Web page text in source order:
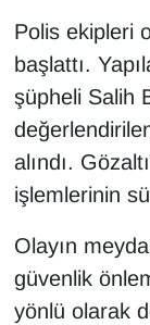
Polis ekipleri
başlattı.
şüpheli Salih
alındı.
işlemlerinin
Olayın
güvenlik
yönlü olarak